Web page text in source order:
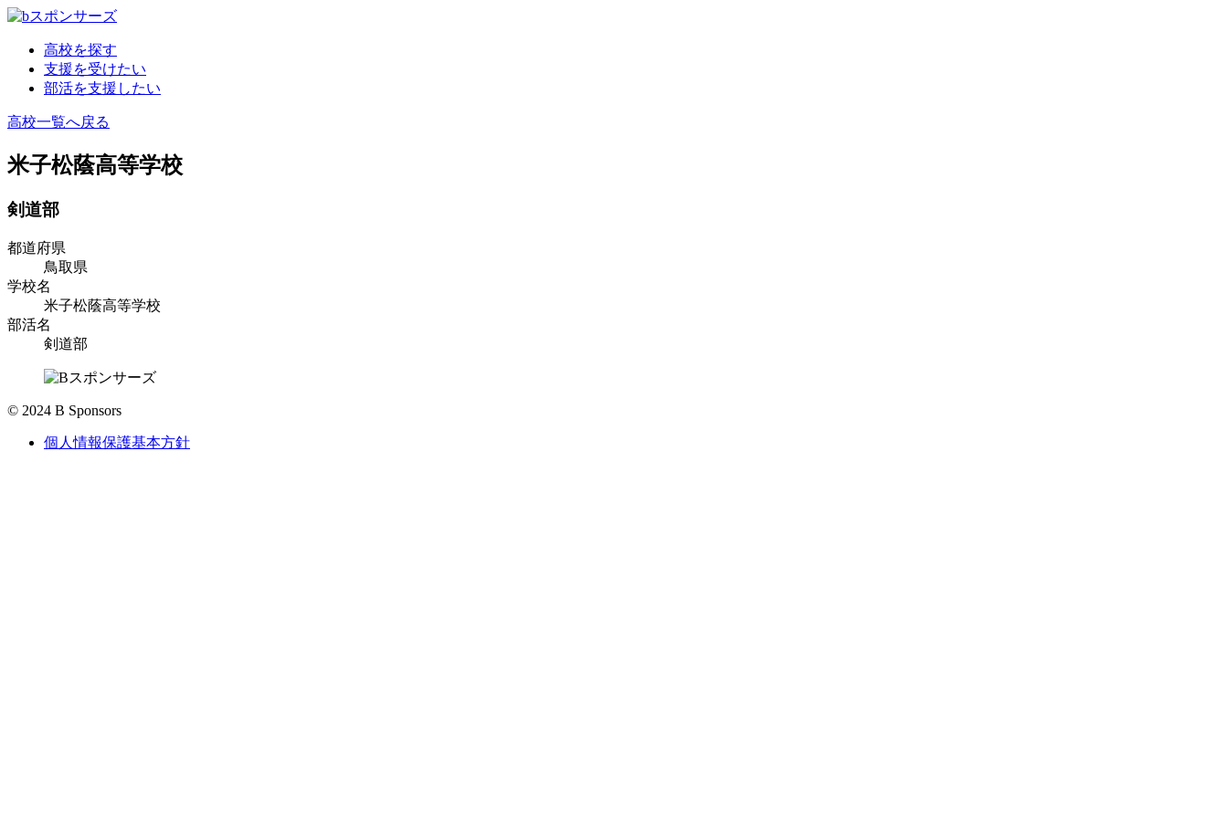
高校を探す
支援を受けたい
部活を支援したい
高校一覧へ戻る
米子松蔭高等学校
剣道部
都道府県
鳥取県
学校名
米子松蔭高等学校
部活名
剣道部
© 2024 B Sponsors
個人情報保護基本方針